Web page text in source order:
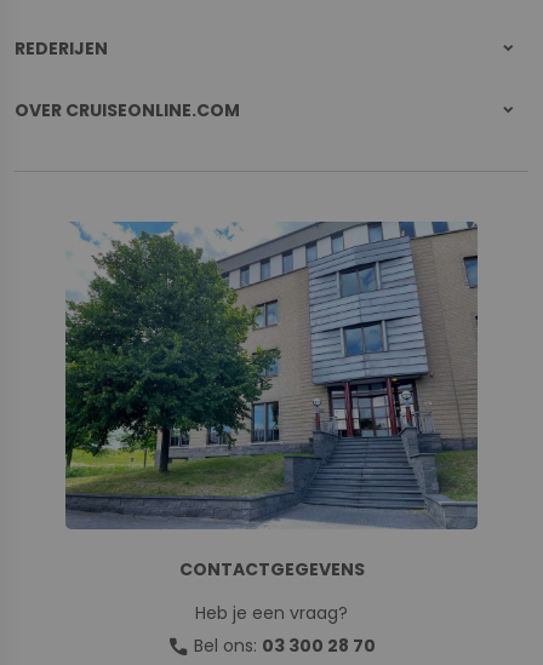
REDERIJEN
OVER CRUISEONLINE.COM
CONTACTGEGEVENS
Heb je een vraag?
call Bel ons: 03 300 28 70